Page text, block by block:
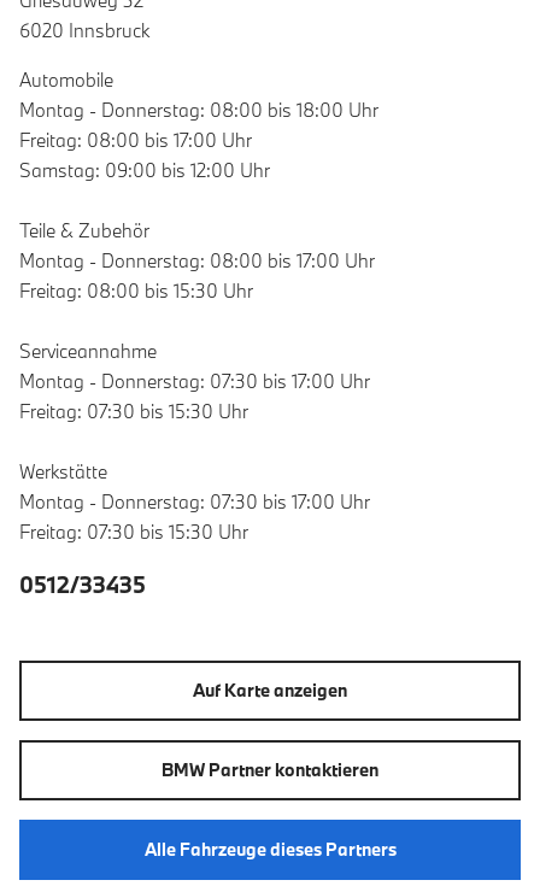
6020 Innsbruck
Automobile
Montag - Donnerstag: 08:00 bis 18:00 Uhr
Freitag: 08:00 bis 17:00 Uhr
Samstag: 09:00 bis 12:00 Uhr
Teile & Zubehör
Montag - Donnerstag: 08:00 bis 17:00 Uhr
Freitag: 08:00 bis 15:30 Uhr
Serviceannahme
Montag - Donnerstag: 07:30 bis 17:00 Uhr
Freitag: 07:30 bis 15:30 Uhr
Werkstätte
Montag - Donnerstag: 07:30 bis 17:00 Uhr
Freitag: 07:30 bis 15:30 Uhr
0512/33435
Auf Karte anzeigen
BMW Partner kontaktieren
Alle Fahrzeuge dieses Partners